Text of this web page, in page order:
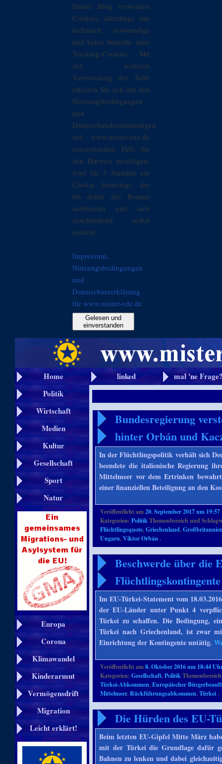
Dieser Blog verwendet
Cookies, allerdings nur
technisch notwendige
und keine Statistik- oder
Tracking-Cookies. Mit
der weiteren
Verwendung der Seite
erklären Sie sich mit den
Nutzungsbedingungen
und
Datenschutzbestimmungen
auf www.mister-ede.de
einverstanden. Falls Sie
den Hinweis bestätigen,
wird für 3 Stunden ein
Cookie hinterlegt, der
bis dahin das Banner
ausblendet und sich
anschließend selbst
zerstört.
Impressum,
Nutzungsbedingungen
und
Datenschutzerklärung
für www.mister-ede.de
Gelesen und
einverstanden
Home linked
mal 'ne
Politik
Wirtschaft
Medien
Kultur
Gesellschaft
Sport
Natur
Europa
Corona
Klimawandel
Kinderarmut
Vermögensdrift
Migration
Leicht erklärt!
Bundesregierung
hinter Orbán und
In der Flüchtlingspolitik verhält sich
beendete die italienische Regierung
Mittelmeer vor dem Ertrinken
einer finanziellen Beteiligung an den
Veröffentlicht am20. September 2017 um
Kategorien:PolitikThemenbereich und
Flüchtlingsquote,Griechenland,
Ungarn,Viktor Orbán.
Beschwerde über die
Flüchtlingskontingente
Im EU-Türkei-Statement vom
der EU-Länder unter Punkt 4
Türkei zu schaffen. Die Bedingung,
Türkei nach Griechenland, ist zwar
Einrichtung der Kontingente untätig.
Veröffentlicht am8. Oktober 2016 um 18:44
Kategorien:Gesellschaft,Politik
Türkei-Abkommen,Europäischer
Mittelmeer,Rückführungsabkommen,Türkei.
Die Hürden des EU-
Beim letzten EU-Gipfel Mitte März
mit der Türkei die Grundlage dafür
Bahnen zu lenken und dabei